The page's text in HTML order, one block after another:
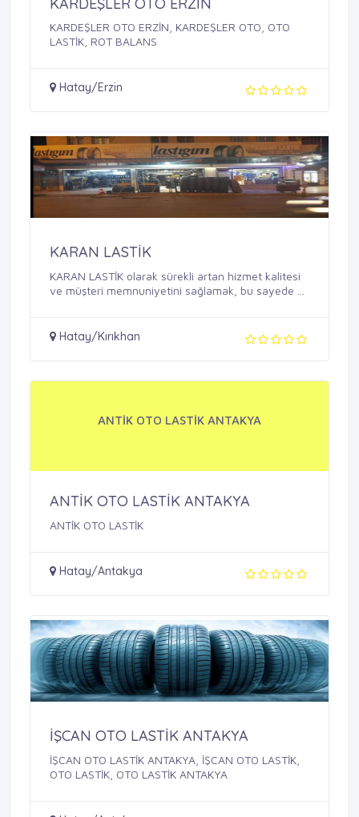
KARDEŞLER OTO ERZİN, KARDEŞLER OTO, OTO
LASTİK, ROT BALANS
Hatay/Erzin
KARAN LASTİK
KARAN LASTİK olarak sürekli artan hizmet kalitesi
ve müşteri memnuniyetini sağlamak, bu sayede ...
Hatay/Kırıkhan
ANTİK OTO LASTİK ANTAKYA
ANTİK OTO LASTİK ANTAKYA
ANTİK OTO LASTİK
Hatay/Antakya
İŞCAN OTO LASTİK ANTAKYA
İŞCAN OTO LASTİK ANTAKYA, İŞCAN OTO LASTİK,
OTO LASTİK, OTO LASTİK ANTAKYA